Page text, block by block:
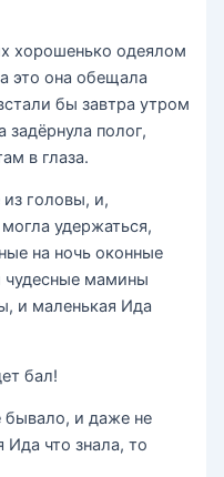
хорошенько одеялом
это она обещала
бы завтра утром
полог,
в глаза.
из головы, и,
удержаться,
на ночь оконные
чудесные мамины
и маленькая Ида
бал!
бывало, и даже не
Ида что знала, то